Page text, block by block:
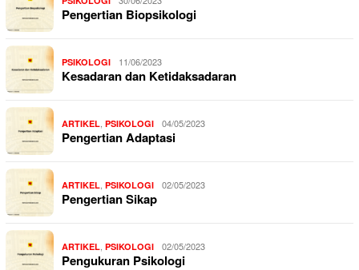
Pengertian Biopsikologi
PSIKOLOGI 11/06/2023
Kesadaran dan Ketidaksadaran
ARTIKEL PSIKOLOGI 04/05/2023
Pengertian Adaptasi
ARTIKEL PSIKOLOGI 02/05/2023
Pengertian Sikap
ARTIKEL PSIKOLOGI 02/05/2023
Pengukuran Psikologi